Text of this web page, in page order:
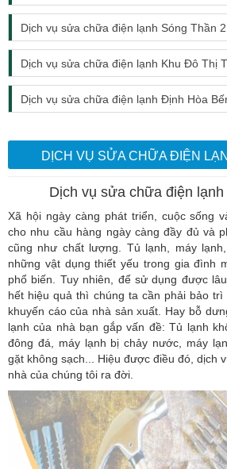
Dịch vụ sửa chữa điện lạnh Sóng Thần
Dịch vụ sửa chữa điện lạnh Khu Đô Thị Thịnh
Dịch vụ sửa chữa điện lạnh Định Hòa
DỊCH VỤ SỬA CHỮA ĐIỆN
Dịch vụ sửa chữa điện
Xã hội ngày càng phát triển, cuộc sống
cho nhu cầu hàng ngày càng đầy đủ và
cũng như chất lượng. Tủ lạnh, máy
những vật dụng thiết yếu trong gia đình
phổ biến. Tuy nhiên, để sử dụng được
hết hiệu quả thì chúng ta cần phải bảo
khuyến cáo của nhà sản xuất. Hay bỗ
lạnh của nhà bạn gắp vấn đề: Tủ lạnh
đông đá, máy lạnh bị chảy nước, máy
gặt không sạch... Hiệu được điều đó, dịch
nhà của chúng tôi ra đời.